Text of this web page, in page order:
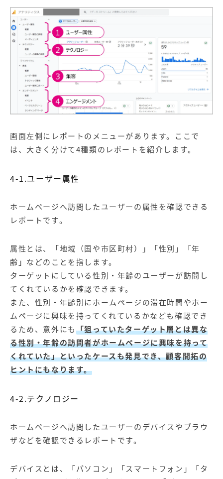
画面左側にレポートのメニューがあります。ここで
は、大きく分けて4種類のレポートを紹介します。
4-1.ユーザー属性
ホームページへ訪問したユーザーの属性を確認できる
レポートです。
属性とは、「地域（国や市区町村）」「性別」「年
齢」などのことを指します。
ターゲットにしている性別・年齢のユーザーが訪問し
てくれているかを確認できます。
また、性別・年齢別にホームページの滞在時間やホー
ムページに興味を持ってくれているかなども確認でき
るため、意外にも「狙っていたターゲット層とは異な
る性別・年齢の訪問者がホームページに興味を持って
くれていた」といったケースも発見でき、顧客開拓の
ヒントにもなります。
4-2.テクノロジー
ホームページへ訪問したユーザーのデバイスやブラウ
ザなどを確認できるレポートです。
デバイスとは、「パソコン」「スマートフォン」「タ